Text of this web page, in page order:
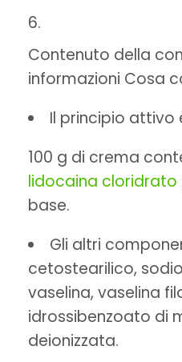
Contenuto della
informazioni Cosa
Il principio attivo
100 g di crema
lidocaina cloridrato
base.
Gli altri
cetostearilico,
vaselina, vaselina
idrossibenzoato di
deionizzata.